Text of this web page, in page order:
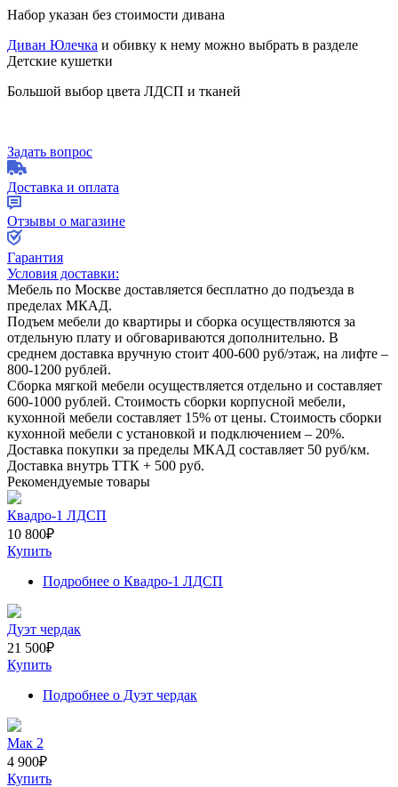
Набор указан без стоимости дивана
Диван Юлечка и обивку к нему можно выбрать в разделе
Детские кушетки
Большой выбор цвета ЛДСП и тканей
Задать вопрос
Доставка и оплата
Отзывы о магазине
Гарантия
Условия доставки:
Мебель по Москве доставляется бесплатно до подъезда в
пределах МКАД.
Подъем мебели до квартиры и сборка осуществляются за
отдельную плату и обговариваются дополнительно. В
среднем доставка вручную стоит 400-600 руб/этаж, на лифте –
800-1200 рублей.
Сборка мягкой мебели осуществляется отдельно и составляет
600-1000 рублей. Стоимость сборки корпусной мебели,
кухонной мебели составляет 15% от цены. Стоимость сборки
кухонной мебели с установкой и подключением – 20%.
Доставка покупки за пределы МКАД составляет 50 руб/км.
Доставка внутрь ТТК + 500 руб.
Рекомендуемые товары
Квадро-1 ЛДСП
10 800₽
Купить
Подробнее о Квадро-1 ЛДСП
Дуэт чердак
21 500₽
Купить
Подробнее о Дуэт чердак
Мак 2
4 900₽
Купить